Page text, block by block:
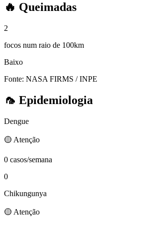
🔥 Queimadas
2
focos num raio de 100km
Baixo
Fonte: NASA FIRMS / INPE
🦟 Epidemiologia
Dengue
🟡 Atenção
0 casos/semana
0
Chikungunya
🟡 Atenção